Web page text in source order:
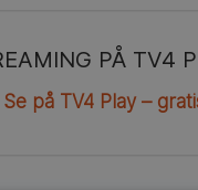
PÅ TV4
Se på TV4 Play –